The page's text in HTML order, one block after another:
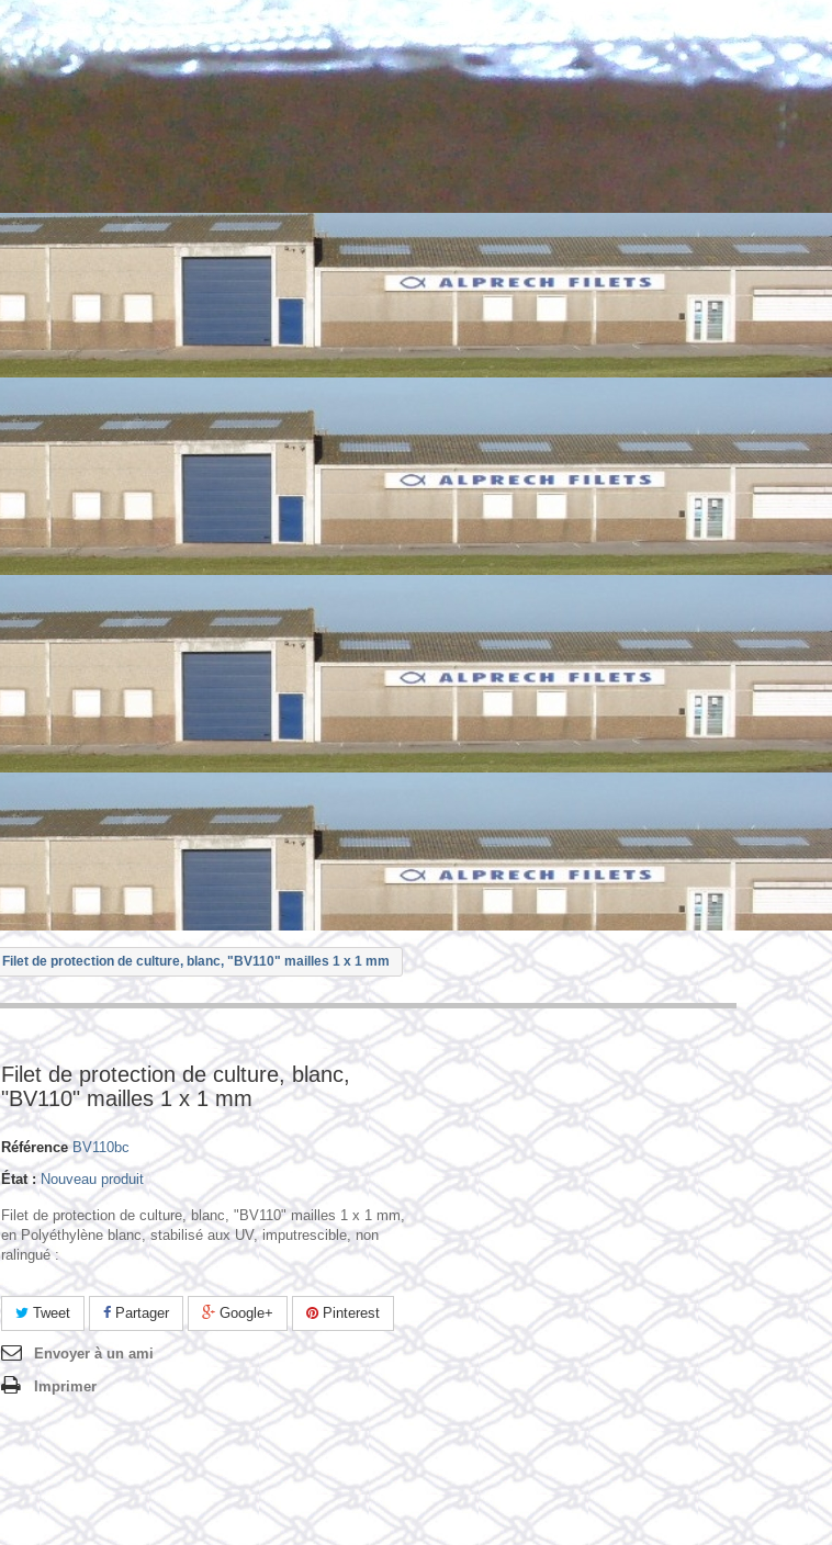
Filet de protection de culture, blanc, "BV110" mailles 1 x 1 mm
Filet de protection de culture, blanc,
"BV110" mailles 1 x 1 mm
Référence BV110bc
État : Nouveau produit
Filet de protection de culture, blanc, "BV110" mailles 1 x 1 mm,
en Polyéthylène blanc, stabilisé aux UV, imputrescible, non
ralingué :
Tweet Partager Google+ Pinterest
Envoyer à un ami
Imprimer